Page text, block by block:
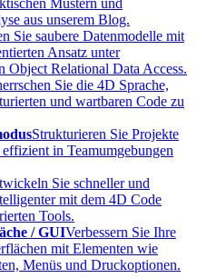
Mustern und
aus unserem Blog.
Sie saubere Datenmodelle mit
Ansatz unter
Object Relational Data Access.
Sie die 4D Sprache,
und wartbaren Code zu
Strukturieren Sie Projekte
in Teamumgebungen
Sie schneller und
mit dem 4D Code
Tools.
/ GUIVerbessern Sie Ihre
mit Elementen wie
Menüs und Druckoptionen.